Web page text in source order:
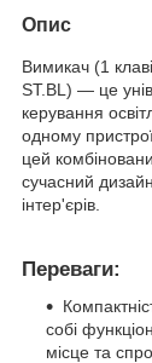
Опис
Вимикач (1
ST.BL) — це
керування
одному
цей
сучасний
інтер'єрів.
Переваги:
собі
місце та